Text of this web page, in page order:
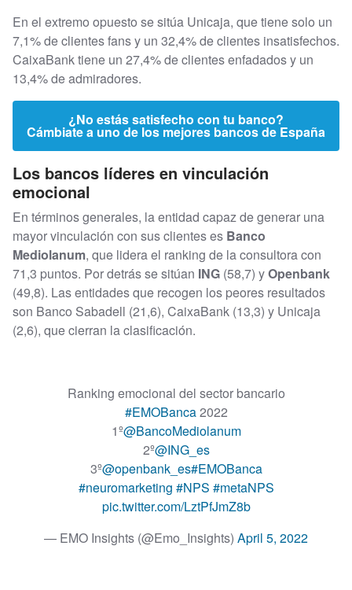
En el extremo opuesto se sitúa Unicaja, que tiene solo un
7,1% de clientes fans y un 32,4% de clientes insatisfechos.
CaixaBank tiene un 27,4% de clientes enfadados y un
13,4% de admiradores.
¿No estás satisfecho con tu banco?
Cámbiate a uno de los mejores bancos de España
Los bancos líderes en vinculación
emocional
En términos generales, la entidad capaz de generar una
mayor vinculación con sus clientes es Banco
Mediolanum, que lidera el ranking de la consultora con
71,3 puntos. Por detrás se sitúan ING (58,7) yOpenbank
(49,8). Las entidades que recogen los peores resultados
son Banco Sabadell (21,6), CaixaBank (13,3) y Unicaja
(2,6), que cierran la clasificación.
Ranking emocional del sector bancario
#EMOBanca2022
1º@BancoMediolanum
2º@ING_es
3º@openbank_es#EMOBanca
#neuromarketing #NPS #metaNPS
pic.twitter.com/LztPfJmZ8b
— EMO Insights (@Emo_Insights) April 5, 2022